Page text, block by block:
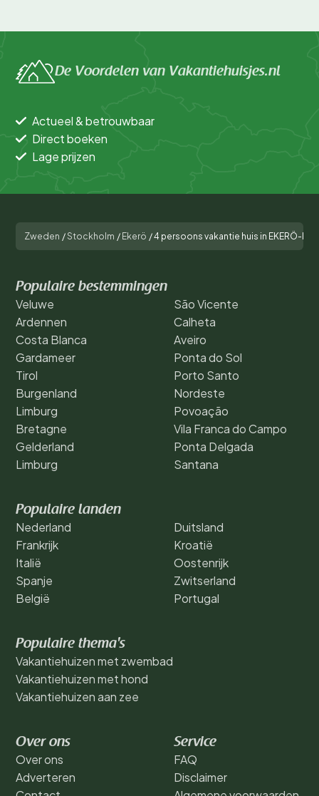
De Voordelen van Vakantiehuisjes.nl
Actueel & betrouwbaar
Direct boeken
Lage prijzen
Zweden /Stockholm / Ekerö /4 persoons vakantie huis in EKERÖ-By
Populaire bestemmingen
Veluwe
Ardennen
Costa Blanca
Gardameer
Tirol
Burgenland
Limburg
Bretagne
Gelderland
Limburg
São Vicente
Calheta
Aveiro
Ponta do Sol
Porto Santo
Nordeste
Povoação
Vila Franca do Campo
Ponta Delgada
Santana
Populaire landen
Nederland
Frankrijk
Italië
Spanje
België
Duitsland
Kroatië
Oostenrijk
Zwitserland
Portugal
Populaire thema's
Vakantiehuizen met zwembad
Vakantiehuizen met hond
Vakantiehuizen aan zee
Over ons
Over ons
Adverteren
Service
FAQ
Disclaimer